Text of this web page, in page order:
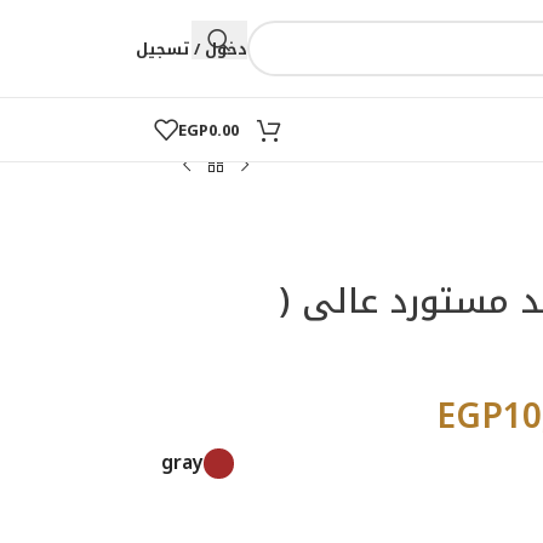
دخول / تسجيل
EGP0.00
مستورد عالى (
EGP
gray